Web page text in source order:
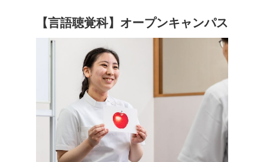
【言語聴覚科】オープンキャンパス